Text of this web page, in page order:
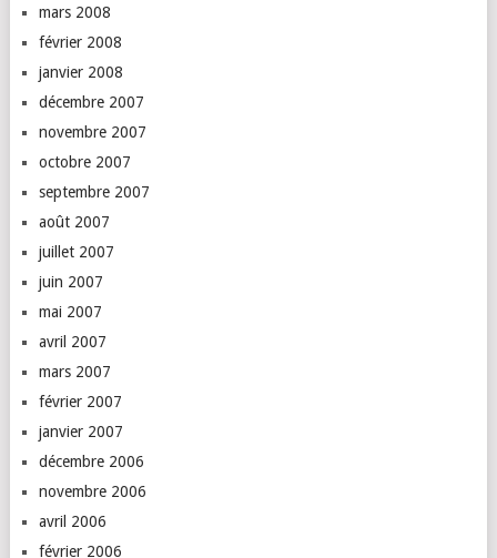
mars 2008
février 2008
janvier 2008
décembre 2007
novembre 2007
octobre 2007
septembre 2007
août 2007
juillet 2007
juin 2007
mai 2007
avril 2007
mars 2007
février 2007
janvier 2007
décembre 2006
novembre 2006
avril 2006
février 2006